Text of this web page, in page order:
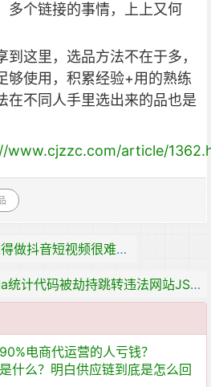
多个链接的事情，上上又何
到这里，选品方法不在于多，
够使用，积累经验+用的熟练
在不同人手里选出来的品也是
www.cjzzc.com/article/
上一篇：为什么很多人觉得做抖音短视频很难做呢？
下一篇：51.la统计代码被劫持跳转违法网站JS文件被篡改
电商代运营的人亏钱？
什么？明白供应链到底是怎么回